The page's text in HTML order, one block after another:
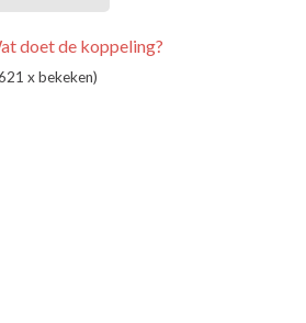
doet de koppeling?
x bekeken)